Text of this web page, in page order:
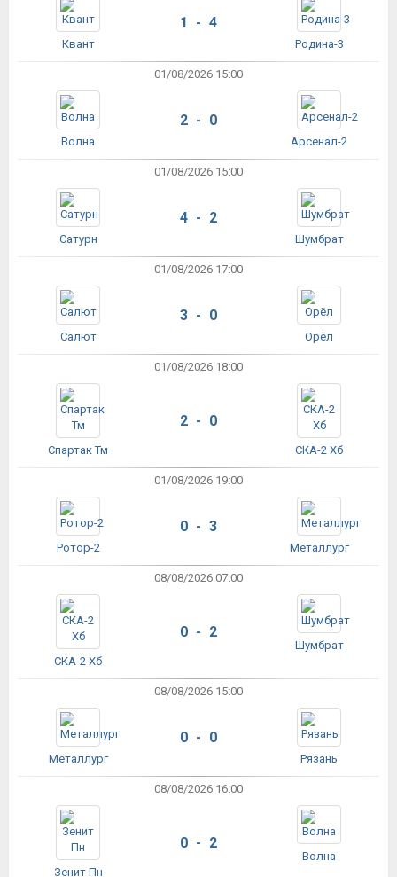
Квант
1 - 4
Родина-3
01/08/2026 15:00
Волна
2 - 0
Арсенал-2
01/08/2026 15:00
Сатурн
4 - 2
Шумбрат
01/08/2026 17:00
Салют
3 - 0
Орёл
01/08/2026 18:00
Спартак Тм
2 - 0
СКА-2 Хб
01/08/2026 19:00
Ротор-2
0 - 3
Металлург
08/08/2026 07:00
СКА-2 Хб
0 - 2
Шумбрат
08/08/2026 15:00
Металлург
0 - 0
Рязань
08/08/2026 16:00
Зенит Пн
0 - 2
Волна